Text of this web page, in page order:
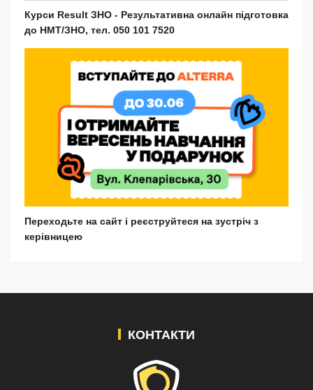
Курси Result ЗНО - Результативна онлайн підготовка
до НМТ/ЗНО, тел. 050 101 7520
Переходьте на сайт і реєструйтеся на зустріч з
керівницею
КОНТАКТИ